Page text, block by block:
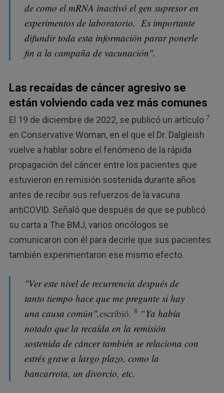
de como el mRNA inactivó el gen supresor en
experimentos de laboratorio. Es importante
difundir toda esta información parar ponerle
fin a la campaña de vacunación".
Las recaídas de cáncer agresivo se
están volviendo cada vez más comunes
El 19 de diciembre de 2022, se publicó un artículo 7
en Conservative Woman, en el que el Dr. Dalgleish
vuelve a hablar sobre el fenómeno de la rápida
propagación del cáncer entre los pacientes que
estuvieron en remisión sostenida durante años
antes de recibir sus refuerzos de la vacuna
antiCOVID. Señaló que después de que se publicó
su carta a The BMJ, varios oncólogos se
comunicaron con él para decirle que sus pacientes
también experimentaron ese mismo efecto.
"Ver este nivel de recurrencia después de
tanto tiempo hace que me pregunte si hay
una causa común",escribió. 8 “Ya había
notado que la recaída en la remisión
sostenida de cáncer también se relaciona con
estrés grave a largo plazo, como la
bancarrota, un divorcio, etc.